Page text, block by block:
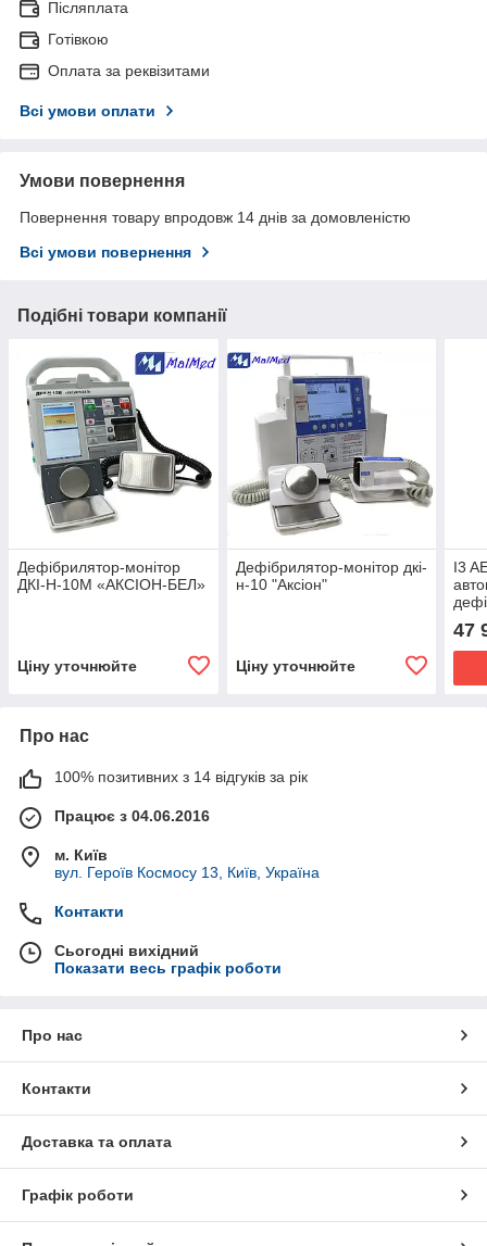
Післяплата
Готівкою
Оплата за реквізитами
Всі умови оплати
Умови повернення
Повернення товару впродовж 14 днів за домовленістю
Всі умови повернення
Подібні товари компанії
Дефібрилятор-монітор
ДКІ-Н-10М «АКСІОН-БЕЛ»
Ціну уточнюйте
Дефібрилятор-монітор дкі-
н-10 "Аксіон"
Ціну уточнюйте
I3
47
Про нас
100% позитивних з 14 відгуків за рік
Працює з 04.06.2016
м. Київ
вул. Героїв Космосу 13, Київ, Україна
Контакти
Сьогодні вихідний
Показати весь графік роботи
Про нас
Контакти
Доставка та оплата
Графік роботи